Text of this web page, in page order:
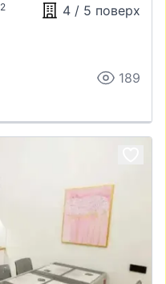
2
4 / 5 поверх
189